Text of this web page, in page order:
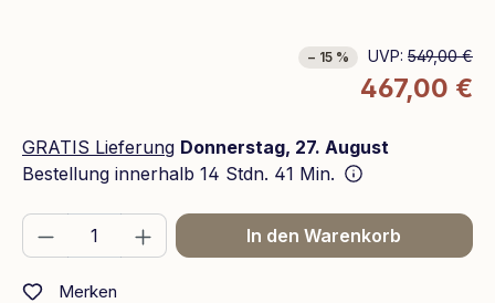
− 15 % UVP: 549,00 €
467,00 €
GRATIS Lieferung Donnerstag, 27. August
Bestellung innerhalb 14 Stdn. 41 Min.
Produkt Anzahl: Gib den gewünschten
In den Warenkorb
Merken